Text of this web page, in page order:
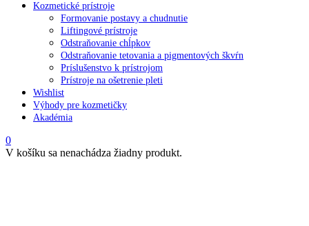
Kozmetické prístroje
Formovanie postavy a chudnutie
Liftingové prístroje
Odstraňovanie chĺpkov
Odstraňovanie tetovania a pigmentových škvŕn
Príslušenstvo k prístrojom
Prístroje na ošetrenie pleti
Wishlist
Výhody pre kozmetičky
Akadémia
0
V košíku sa nenachádza žiadny produkt.